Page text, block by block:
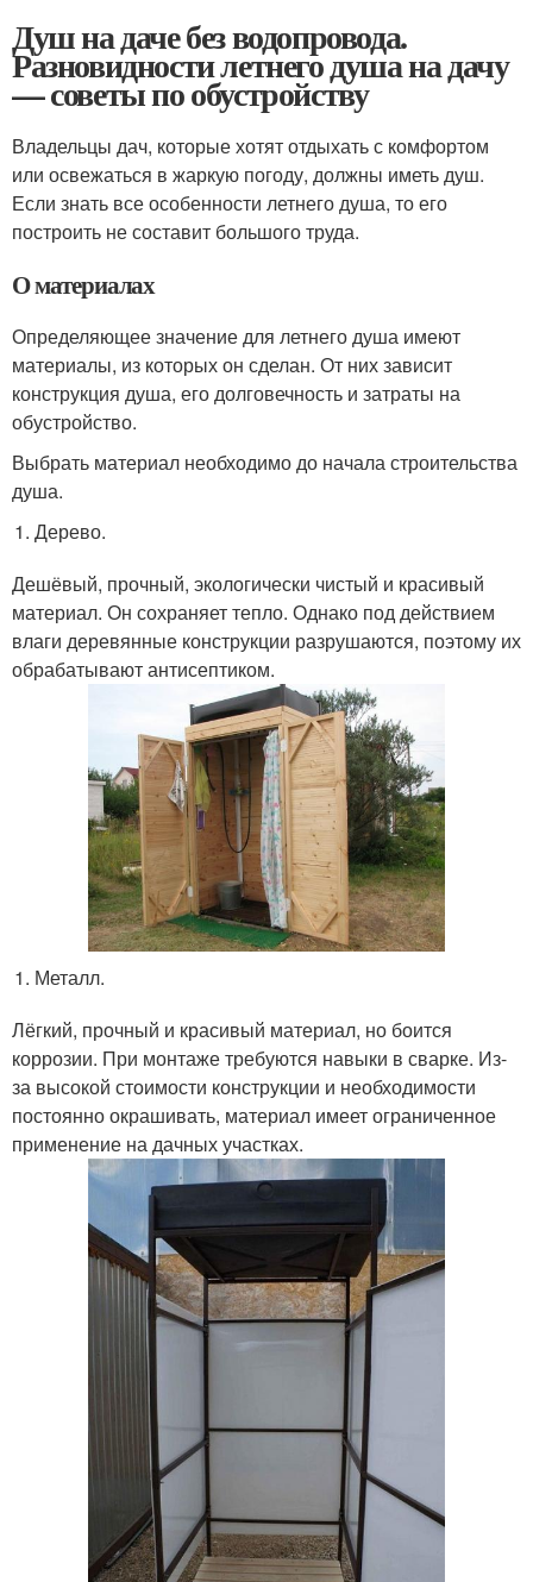
Душ на даче без водопровода.
Разновидности летнего душа на дачу
— советы по обустройству
Владельцы дач, которые хотят отдыхать с комфортом
или освежаться в жаркую погоду, должны иметь душ.
Если знать все особенности летнего душа, то его
построить не составит большого труда.
О материалах
Определяющее значение для летнего душа имеют
материалы, из которых он сделан. От них зависит
конструкция душа, его долговечность и затраты на
обустройство.
Выбрать материал необходимо до начала строительства
душа.
Дерево.
Дешёвый, прочный, экологически чистый и красивый
материал. Он сохраняет тепло. Однако под действием
влаги деревянные конструкции разрушаются, поэтому их
обрабатывают антисептиком.
Металл.
Лёгкий, прочный и красивый материал, но боится
коррозии. При монтаже требуются навыки в сварке. Из-
за высокой стоимости конструкции и необходимости
постоянно окрашивать, материал имеет ограниченное
применение на дачных участках.